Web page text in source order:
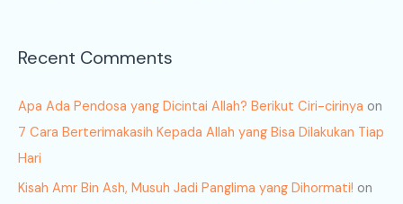
Recent Comments
Apa Ada Pendosa yang Dicintai Allah? Berikut Ciri-cirinya on
7 Cara Berterimakasih Kepada Allah yang Bisa Dilakukan Tiap
Hari
Kisah Amr Bin Ash, Musuh Jadi Panglima yang Dihormati! on